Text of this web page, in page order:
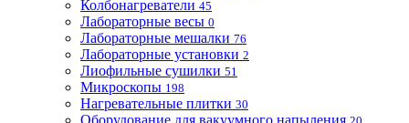
Колбонагреватели 45
Лабораторные весы 0
Лабораторные мешалки 76
Лабораторные установки 2
Лиофильные сушилки 51
Микроскопы 198
Нагревательные плитки 30
Оборудование для вакуумного напыления